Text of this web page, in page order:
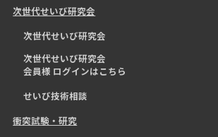
次世代せいび研究会
次世代せいび研究会
次世代せいび研究会
会員様 ログインはこちら
せいび技術相談
衝突試験・研究